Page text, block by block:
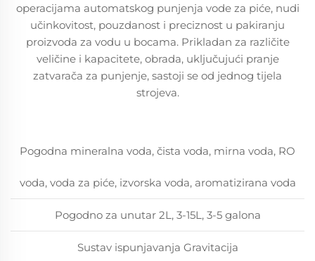
operacijama automatskog punjenja vode za piće, nudi
učinkovitost, pouzdanost i preciznost u pakiranju
proizvoda za vodu u bocama. Prikladan za različite
veličine i kapacitete, obrada, uključujući pranje
zatvarača za punjenje, sastoji se od jednog tijela
strojeva.
Pogodna mineralna voda, čista voda, mirna voda, RO
voda, voda za piće, izvorska voda, aromatizirana voda
Pogodno za unutar 2L, 3-15L, 3-5 galona
Sustav ispunjavanja Gravitacija